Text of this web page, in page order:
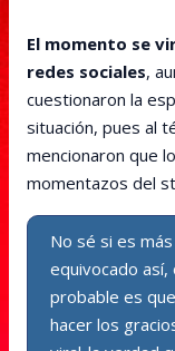
El momento se
redes sociales,
cuestionaron la
situación, pues al
mencionaron que
momentazos del
No sé si es
equivocado así,
probable es
hacer los